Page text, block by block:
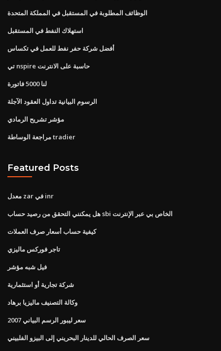
الوظائف المطلوبة في المستقبل في المملكة المتحدة
استهلاك النفط في المستقبل
أفضل شركة حفر نفط للعمل في تكساس
تي nspire حاسبة على الانترنت
لنا 5000 فاتورة
الرسوم البيانية تداول العقود الآجلة
مؤشر تشريح الرمادي
مراجعة الوساطة tradier
Featured Posts
معدل zar في inr
هل يمكنني التحقق من رصيد حساب sbi الخاص بي عبر الإنترنت
كيفية حساب أسعار صرف العملات
تاجر فوركس ماليزي
فيل شبه مؤشر
شركة تجارية أو استثمارية
وكالة التصنيف ماليزيا برهاد
سعر ليبور الرسم البياني 2007
سعر الصرف الحالي للدينار البحريني إلى البيزو الفلبيني